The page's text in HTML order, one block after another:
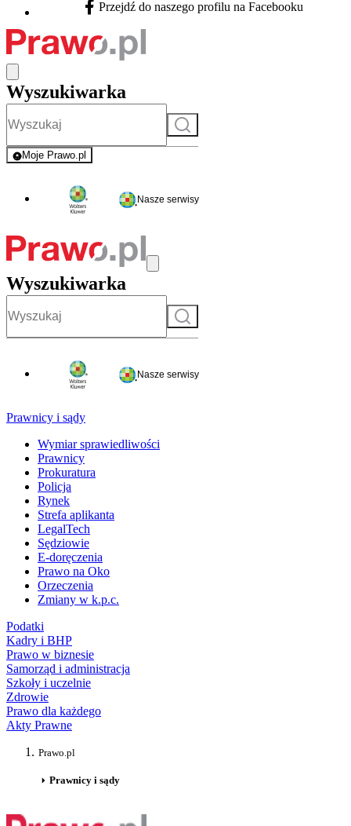
Facebook - otwiera się w nowej karcie
Przejdź do naszego profilu na Facebooku
Wyszukiwarka
Szukaj
Moje Prawo.pl
- rejestracja i logowanie do serwisu
Nasze serwisy
Wyszukiwarka
Szukaj
Nasze serwisy
Prawnicy i sądy
Wymiar sprawiedliwości
Prawnicy
Prokuratura
Policja
Rynek
Strefa aplikanta
LegalTech
Sędziowie
E-doręczenia
Prawo na Oko
Orzeczenia
Zmiany w k.p.c.
Podatki
Kadry i BHP
Prawo w biznesie
Samorząd i administracja
Szkoły i uczelnie
Zdrowie
Prawo dla każdego
Akty Prawne
Prawo.pl
Prawnicy i sądy